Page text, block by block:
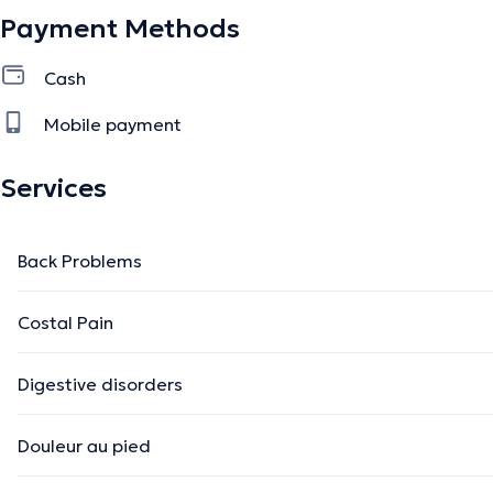
Payment Methods
Cash
Mobile payment
Services
Back Problems
Costal Pain
Digestive disorders
Douleur au pied